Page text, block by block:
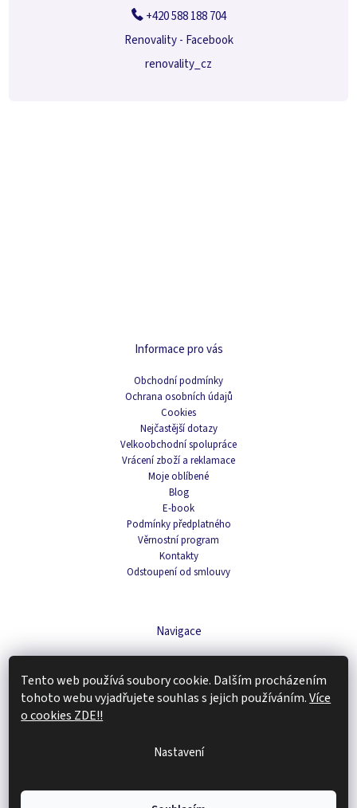
Tento web používá soubory cookie. Dalším procházením
tohoto webu vyjadřujete souhlas s jejich používáním.Více
o cookies ZDE!!
Nastavení
Informace pro vás
Obchodní podmínky
Ochrana osobních údajů
Cookies
Nejčastější dotazy
Velkoobchodní spolupráce
Vrácení zboží a reklamace
Moje oblíbené
Blog
E-book
Podmínky předplatného
Věrnostní program
Kontakty
Odstoupení od smlouvy
Navigace
Domácnost
Káva
Zachraň produkt
+420 588 188 704
Renovality - Facebook
renovality_cz